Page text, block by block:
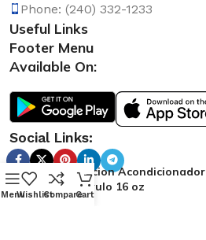
Phone: (240) 332-1233
Useful Links
Footer Menu
Available On:
Social Links:
Atraccion Acondicionador
Sapuyulo 16 oz
MenuWishlistCompare
0
Cart